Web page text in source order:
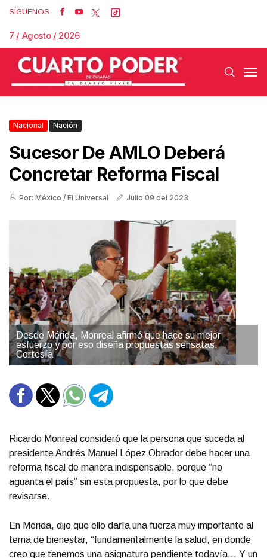
SÍGUENOS
7 / Agosto / 2026
Nacional Nación
Sucesor De AMLO Deberá
Concretar Reforma Fiscal
Por: México / El Universal Julio 09 del 2023
Desde Mérida, Monreal afirmó que hace su mejor
esfuerzo y por eso diseña propuestas sensatas.
Cortesía
Ricardo Monreal consideró que la persona que suceda al
presidente Andrés Manuel López Obrador debe hacer una
reforma fiscal de manera indispensable, porque “no
aguanta el país” sin esta propuesta, por lo que debe
revisarse.
En Mérida, dijo que ello daría una fuerza muy importante al
tema de bienestar, “fundamentalmente la salud, en donde
creo que tenemos una asignatura pendiente todavía… Y un